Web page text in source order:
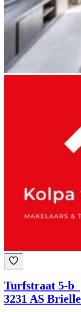
Turfstraat 5-b
3231 AS Brielle